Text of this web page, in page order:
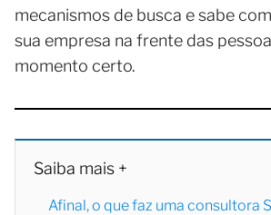
mecanismos de busca e sabe
sua empresa na frente das
momento certo.
Saiba mais +
Afinal, o que faz uma consultora